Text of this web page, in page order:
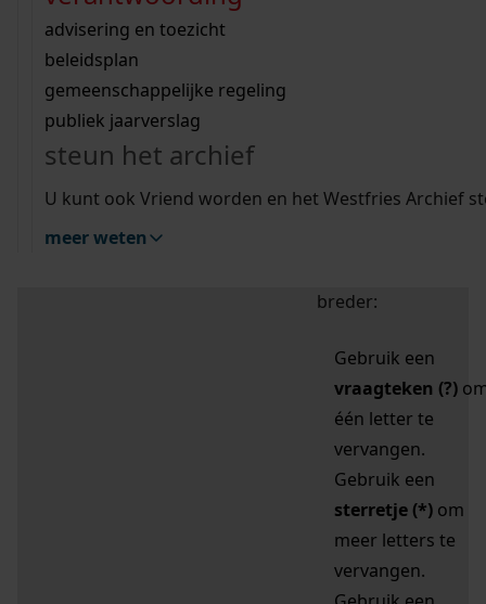
bouwvergunningen
omgevingsvergunningen
vergunningen
beeld en geluid
uitleg nodig?
Wij helpen u op weg met een aantal zoektips.
bekijk alle zoektips
Wij helpen u op weg met een aantal zoektips.
bekijk alle zoektips
bekijk ons geschiedenislokaal
advisering en toezicht
beleidsplan
gemeenschappelijke regeling
publiek jaarverslag
steun het archief
U kunt ook Vriend worden en het Westfries Archief
meer weten
zoektips
Mijn Studiezaal (inloggen)
uw zoekopdracht te
breder:
Gebruik een
vraagteken (?)
één letter te
vervangen.
Gebruik een
sterretje (*) om
meer letters te
vervangen.